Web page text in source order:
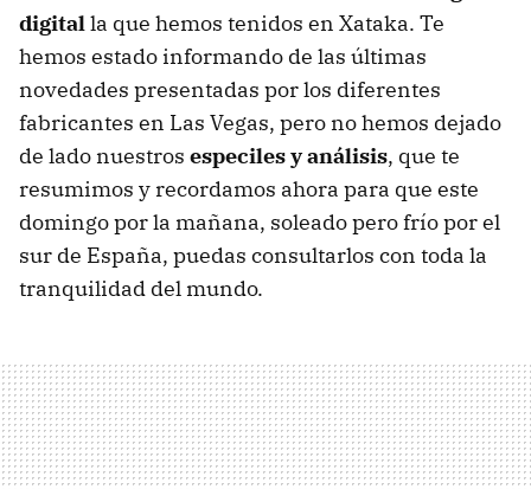
digitalla que hemos tenidos en Xataka. Te
hemos estado informando de las últimas
novedades presentadas por los diferentes
fabricantes en Las Vegas, pero no hemos dejado
de lado nuestros especiles y análisis, que te
resumimos y recordamos ahora para que este
domingo por la mañana, soleado pero frío por el
sur de España, puedas consultarlos con toda la
tranquilidad del mundo.